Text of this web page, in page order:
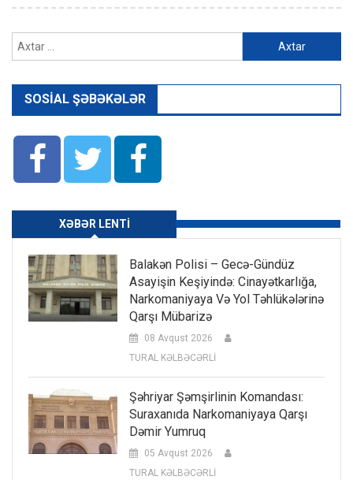
SOSIAL ŞƏBƏKƏLƏR
XƏBƏR LENTI
Balakən Polisi – Gecə-Gündüz
Asayişin Keşiyində: Cinayətkarlığa,
Narkomaniyaya Və Yol Təhlükələrinə
Qarşı Mübarizə
08 Avqust 2026
TURAL KƏLBƏCƏRLİ
Şəhriyar Şəmşirlinin Komandası:
Suraxanıda Narkomaniyaya Qarşı
Dəmir Yumruq
05 Avqust 2026
TURAL KƏLBƏCƏRLİ